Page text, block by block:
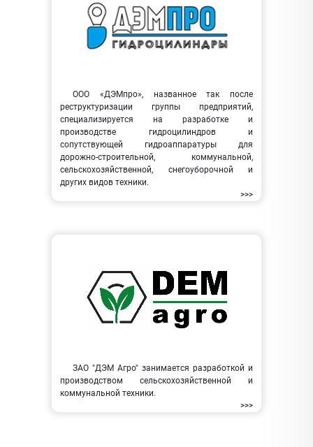
ООО «ДЭМпро», названное так после
реструктуризации группы предприятий,
специализируется на разработке и
производстве гидроцилиндров и
сопутствующей гидроаппаратуры для
дорожно-строительной, коммунальной,
сельскохозяйственной, снегоуборочной и
других видов техники.
>>>
ЗАО "ДЭМ Агро" занимается разработкой и
производством сельскохозяйственной и
коммунальной техники.
>>>